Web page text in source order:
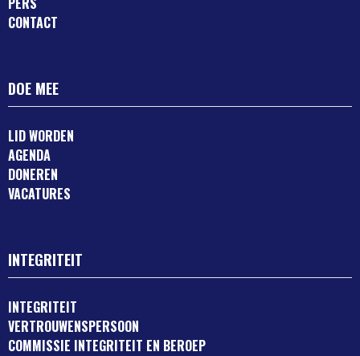
CONTACT
DOE MEE
LID WORDEN
AGENDA
DONEREN
VACATURES
INTEGRITEIT
INTEGRITEIT
VERTROUWENSPERSOON
COMMISSIE INTEGRITEIT EN BEROEP